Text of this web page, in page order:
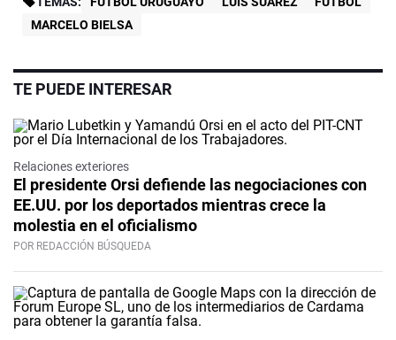
MARCELO BIELSA
TE PUEDE INTERESAR
Relaciones exteriores
El presidente Orsi defiende las negociaciones con
EE.UU. por los deportados mientras crece la
molestia en el oficialismo
POR REDACCIÓN BÚSQUEDA